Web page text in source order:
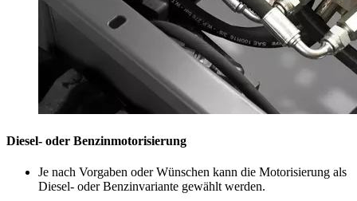
Diesel- oder Benzinmotorisierung
Je nach Vorgaben oder Wünschen kann die Motorisierung als
Diesel- oder Benzinvariante gewählt werden.